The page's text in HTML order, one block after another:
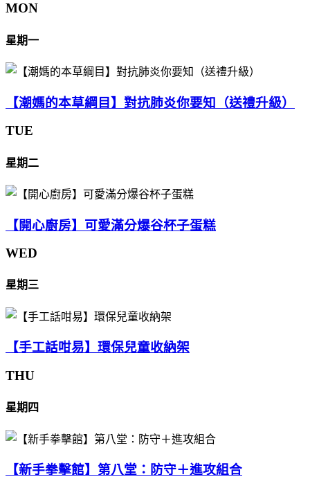
MON
星期一
【潮媽的本草綱目】對抗肺炎你要知（送禮升級）
TUE
星期二
【開心廚房】可愛滿分爆谷杯子蛋糕
WED
星期三
【手工話咁易】環保兒童收納架
THU
星期四
【新手拳擊館】第八堂：防守＋進攻組合